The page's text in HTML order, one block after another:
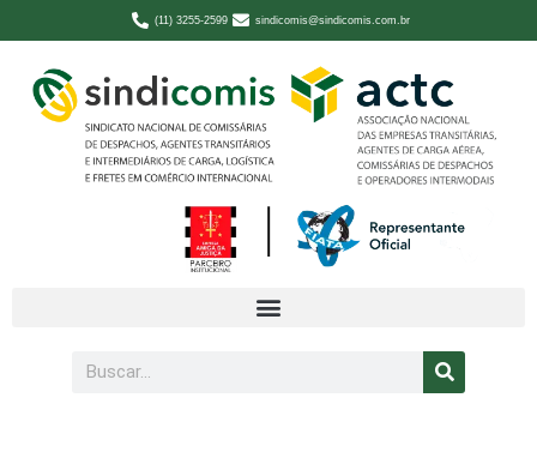
(11) 3255-2599 sindicomis@sindicomis.com.br